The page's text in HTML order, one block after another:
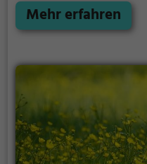
bietet der 11. größte
Möglichkeiten zur
Mehr erfahren